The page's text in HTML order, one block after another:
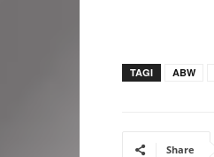
TAGI ABW
Share